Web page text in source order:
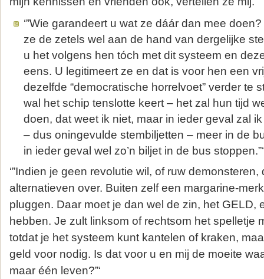
‘”Wie garandeert u wat ze dáár dan mee
ze de zetels wel aan de hand van dergelijke
u het volgens hen tóch met dit systeem en
eens. U legitimeert ze en dat is voor hen een
dezelfde “democratische horrelvoet” verder te
wal het schip tenslotte keert – het zal hun tijd
doen, dat weet ik niet, maar in ieder geval zal
– dus oningevulde stembiljetten – meer in de
in ieder geval wel zo’n biljet in de bus stoppen.”‘
‘”Indien je geen revolutie wil, of ruw
alternatieven over. Buiten zelf een margarine-
pluggen. Daar moet je dan wel de zin, het GELD,
hebben. Je zult linksom of rechtsom het spelletje
totdat je het systeem kunt kantelen of kraken,
geld voor nodig. Is dat voor u en mij de moeite
maar één leven?”‘